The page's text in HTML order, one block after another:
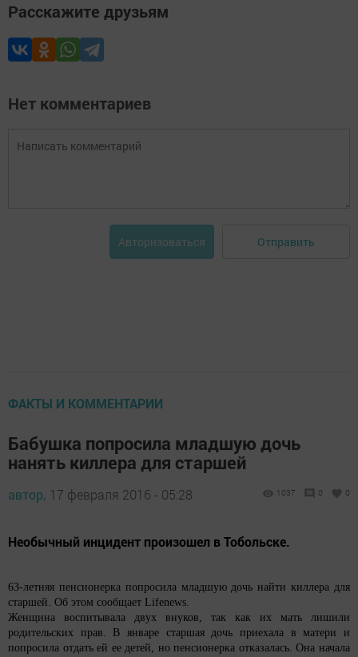
Расскажите друзьям
Нет комментариев
Авторизоваться Отправить
ФАКТЫ И КОММЕНТАРИИ
Бабушка попросила младшую дочь
нанять киллера для старшей
автор, 17 февраля 2016 - 05:28 1037 0 0
Необычный инцидент произошел в Тобольске.
63-летняя пенсионерка попросила младшую дочь найти киллера для
старшей. Об этом сообщает Lifenews.
Женщина воспитывала двух внуков, так как их мать лишили
родительских прав. В январе старшая дочь приехала в матери и
попросила отдать ей ее детей, но пенсионерка отказалась. Она начала